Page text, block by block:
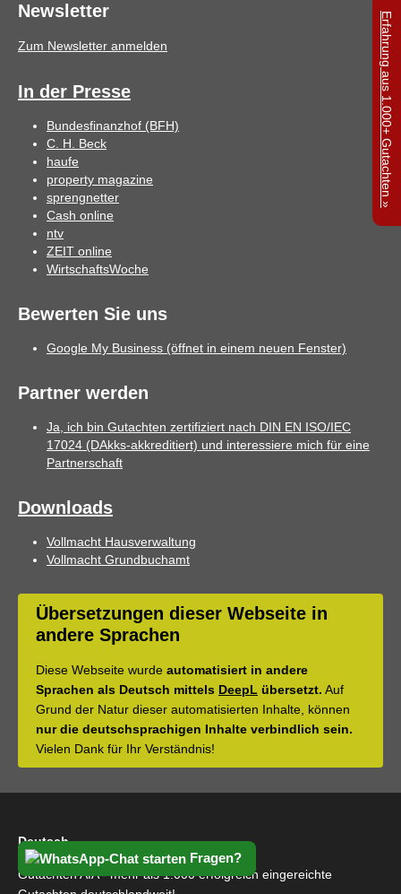
Newsletter
Zum Newsletter anmelden
In der Presse
Bundesfinanzhof (BFH)
C. H. Beck
haufe
property magazine
sprengnetter
Cash online
ntv
ZEIT online
WirtschaftsWoche
Bewerten Sie uns
Google My Business (öffnet in einem neuen Fenster)
Partner werden
Ja, ich bin Gutachten zertifiziert nach DIN EN ISO/IEC
17024 (DAkks-akkreditiert) und interessiere mich für eine
Partnerschaft
Downloads
Vollmacht Hausverwaltung
Vollmacht Grundbuchamt
Übersetzungen dieser Webseite in
andere Sprachen
Diese Webseite wurde automatisiert in andere
Sprachen als Deutsch mittels DeepL übersetzt. Auf
Grund der Natur dieser automatisierten Inhalte, können
nur die deutschsprachigen Inhalte verbindlich sein.
Vielen Dank für Ihr Verständnis!
Fragen?
Erfahrung aus 1.000+ Gutachten »
Deutsch
Gutachten AfA - mehr als 1.000 erfolgreich eingereichte